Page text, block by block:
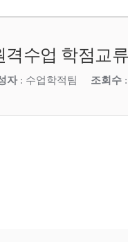
수업 학점교
자: 수업학적팀 조회수